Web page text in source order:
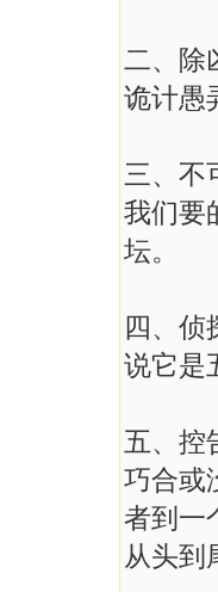
二、除
诡计愚
三、不
我们要
坛。
四、侦
说它是
五、控
巧合或
者到一
从头到